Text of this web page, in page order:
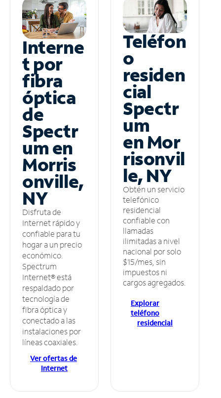
Interne
t por
fibra
óptica
de
Spectr
um en
Morris
onville,
NY
Disfruta de
Internet rápido y
confiable para tu
hogar a un precio
económico.
Spectrum
Internet® está
respaldado por
tecnología de
fibra óptica y
conectado a las
instalaciones por
líneas coaxiales.
Ver ofertas de
Internet
Teléfon
o
residen
cial
Spectr
um
en Mor
risonvil
le, NY
Obtén un servicio
telefónico
residencial
confiable con
llamadas
ilimitadas a nivel
nacional por solo
$15/mes, sin
impuestos ni
cargos agregados.
Explorar
teléfono
residencial